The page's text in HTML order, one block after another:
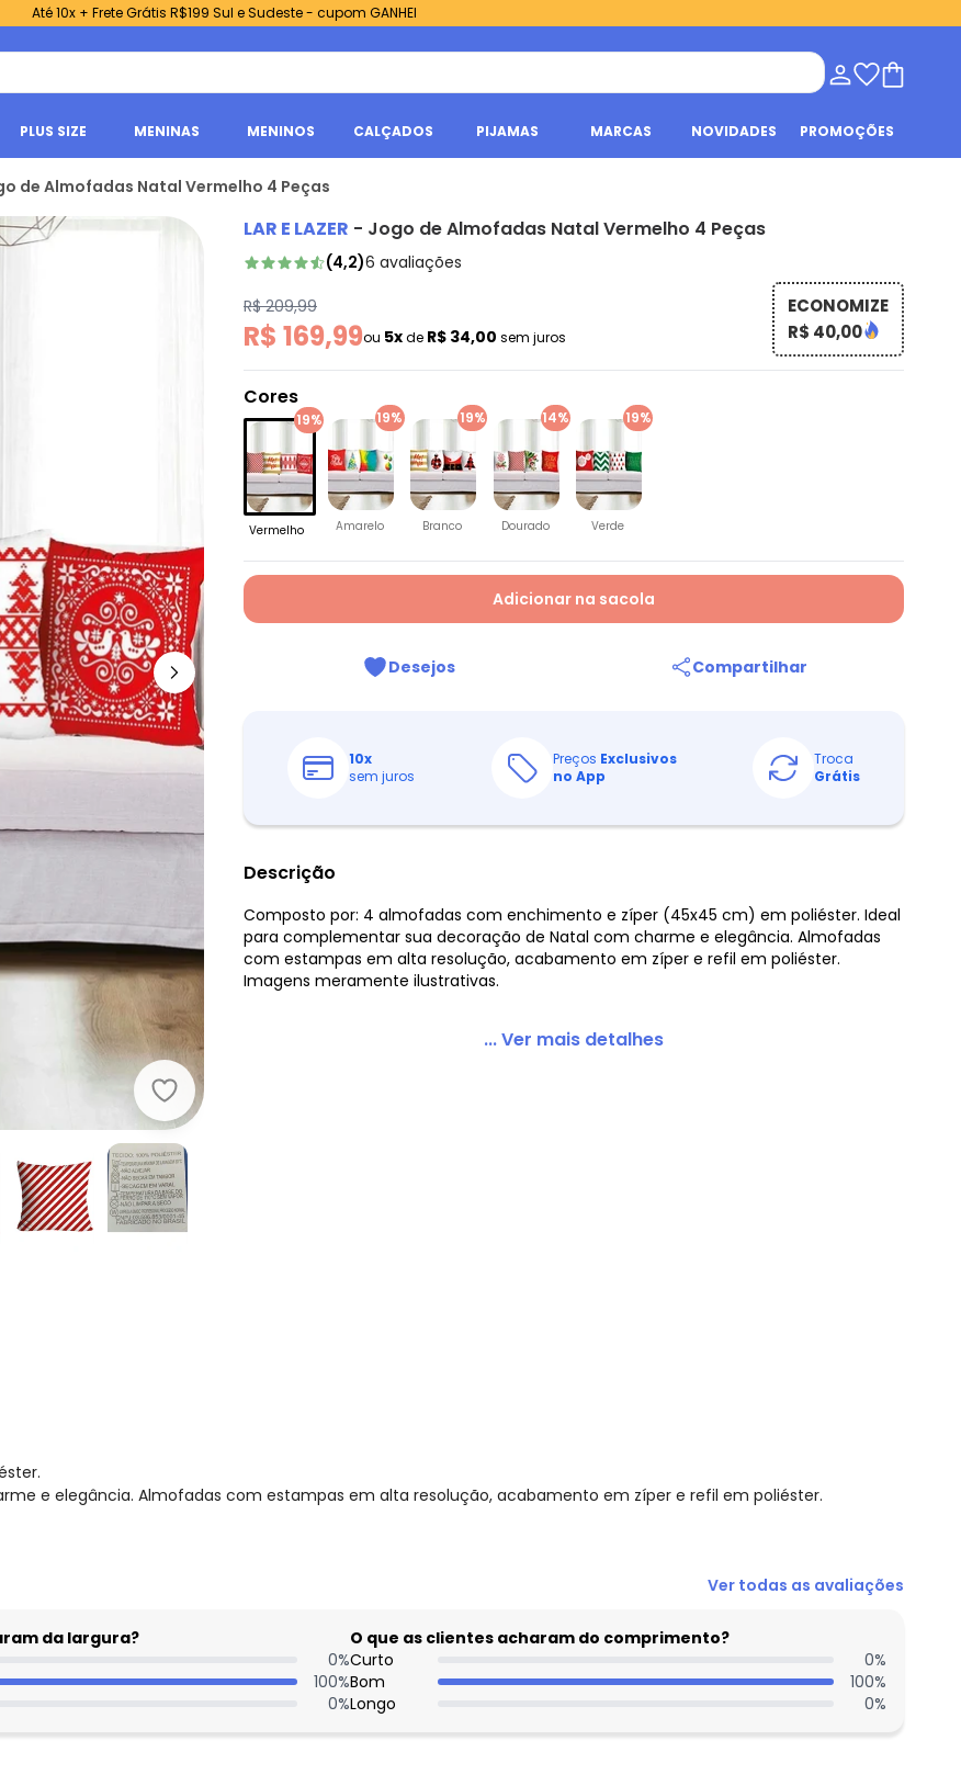
Até 10x + Frete Grátis R$199 Sul e Sudeste - cupom GANHEI
PLUS SIZE MENINAS MENINOS CALÇADOS PIJAMAS MARCAS NOVIDADES PROMOÇÕES
de Almofadas Natal Vermelho 4 Peças
Lar e Lazer - Jogo de Almofadas Natal Vermelho 4 Peças
LAR E LAZER - Jogo de Almofadas Natal Vermelho 4 Peças
(4,2)6 avaliações
R$ 209,99
R$ 169,99ou 5xde R$ 34,00 sem juros
ECONOMIZE
R$ 40,00
Cores
19%
Vermelho
19%
Amarelo
19%
Branco
14%
Dourado
19%
Verde
Adicionar na sacola
Desejos Compartilhar
10x
sem juros
Preços Exclusivos
no App
Troca
Grátis
Descrição
Composto por: 4 almofadas com enchimento e zíper (45x45 cm) em poliéster. Ideal
para complementar sua decoração de Natal com charme e elegância. Almofadas
com estampas em alta resolução, acabamento em zíper e refil em poliéster.
Imagens meramente ilustrativas.
... Ver mais detalhes
e elegância. Almofadas com estampas em alta resolução, acabamento em zíper e refil em poliéster.
Ver todas as avaliações
da largura?
0%
100%
0%
O que as clientes acharam do comprimento?
Curto
0%
Bom
100%
Longo
0%